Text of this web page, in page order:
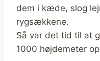
dem i kæde, slog
rygsækkene.
Så var det tid til at
1000 højdemeter